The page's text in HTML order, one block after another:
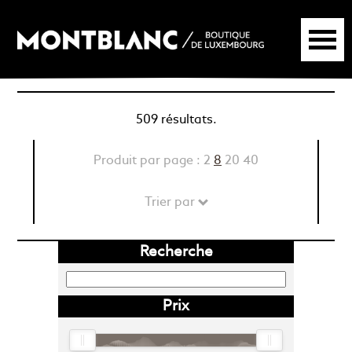
509 résultats.
Produit par page : 2 8 20 40
Trier par
Recherche
Prix